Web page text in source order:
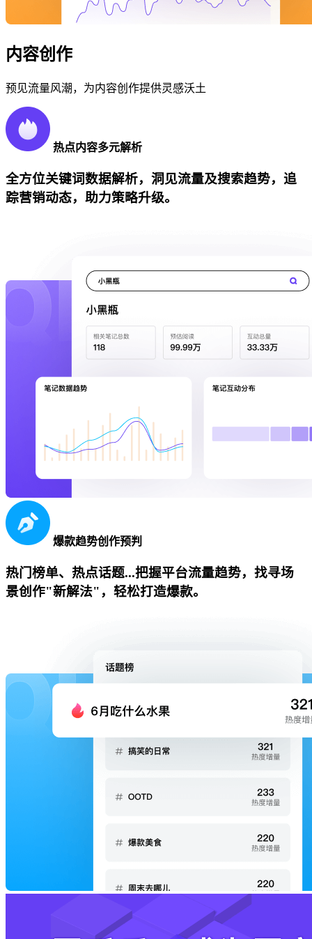
内容创作
预见流量风潮，为内容创作提供灵感沃土
热点内容多元解析
全方位关键词数据解析，洞见流量及搜索趋势，追
踪营销动态，助力策略升级。
爆款趋势创作预判
热门榜单、热点话题...把握平台流量趋势，找寻场
景创作"新解法"，轻松打造爆款。